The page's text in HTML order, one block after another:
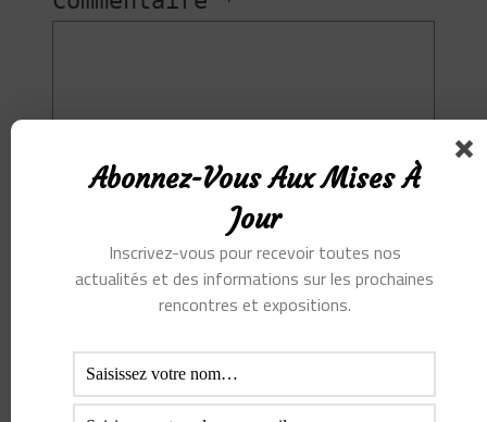
Abonnez-Vous Aux Mises À
Jour
Inscrivez-vous pour recevoir toutes nos
actualités et des informations sur les prochaines
rencontres et expositions.